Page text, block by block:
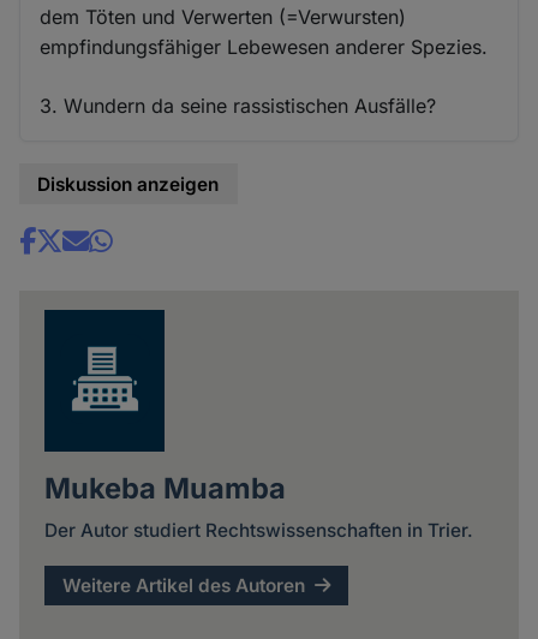
dem Töten und Verwerten (=Verwursten)
empfindungsfähiger Lebewesen anderer Spezies.
3. Wundern da seine rassistischen Ausfälle?
Diskussion anzeigen
Share
Mukeba Muamba
Der Autor studiert Rechtswissenschaften in Trier.
Weitere Artikel des Autoren